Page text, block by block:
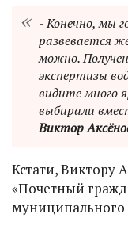
- Конечно, мы
развевается
можно.
экспертизы
видите много
выбирали
Виктор
Кстати, Виктору
«Почетный
муниципального